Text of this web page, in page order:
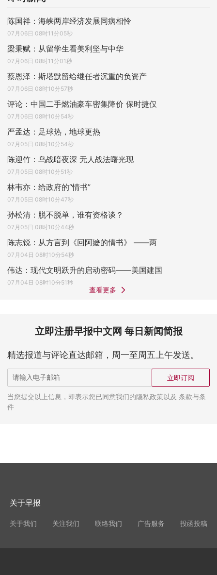
陈国祥：海峡两岸经济发展同病相怜
07月06日 08时11分05秒
梁秉赋：从留学生看美利坚与中华
07月06日 08时11分01秒
蔡恩泽：斯塔默留给继任者沉重的负资产
07月06日 08时10分57秒
评论：中国二手燃油豪车密集降价 保时捷仅
07月06日 08时10分54秒
严孟达：足球热，地球更热
07月05日 08时10分54秒
陈迎竹：乌战暗夜深 无人战法曙光现
07月05日 08时10分51秒
林韦亦：给政府的“情书”
07月05日 08时10分47秒
孙松清：脱不脱单，谁有资格谈？
07月05日 08时10分44秒
陈志锐：从方言到《回阿嬷的情书》 ——两
07月04日 08时10分54秒
伟达：现代文明跃升的启动密码——美国建国
07月04日 08时10分51秒
查看更多
立即注册早报中文网 每日新闻简报
精选报道与评论直达邮箱，周一至周五上午发送。
立即订阅
当您提交以上信息，即表示您已同意我们的隐私政策以及 条款与条
件
关于早报
关于我们 关注我们 联络我们 广告服务 投函投稿